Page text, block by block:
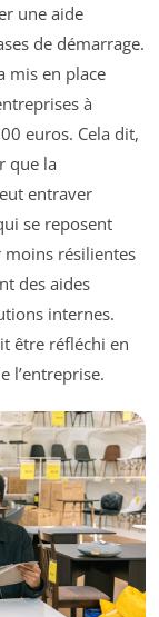
une aide
de démarrage.
mis en place
à
euros. Cela dit,
que la
entraver
se reposent
résilientes
des aides
internes.
être réfléchi en
l’entreprise.